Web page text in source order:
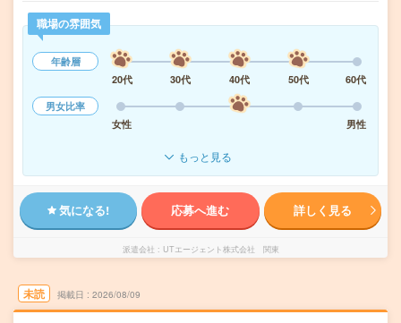
職場の雰囲気
年齢層
20代
30代 40代 50代
60代
男女比率
女性
男性
もっと見る
気になる! 応募へ進む 詳しく見る
派遣会社 UTエージェント株式会社 関東
未読 掲載日 2026/08/09